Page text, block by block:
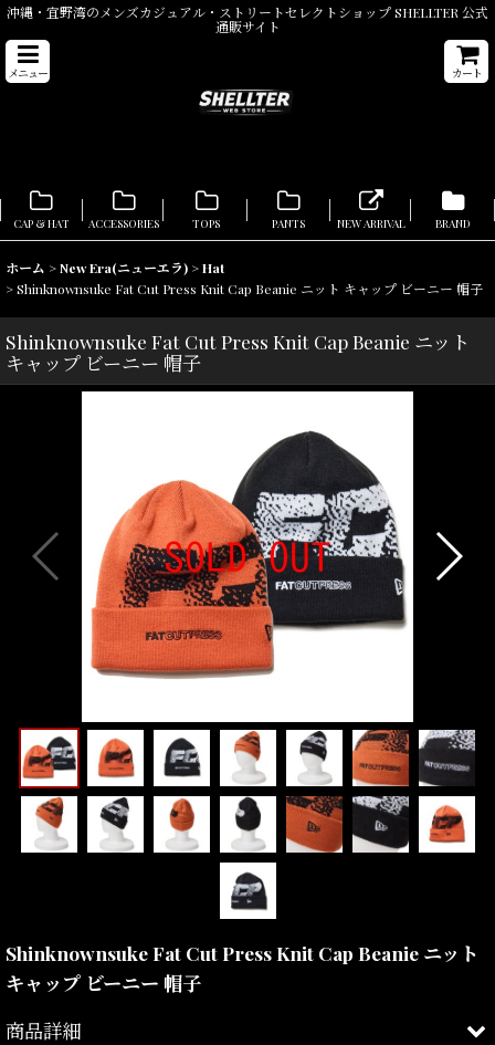
沖縄・宜野湾のメンズカジュアル・ストリートセレクトショップ SHELLTER 公式
通販サイト
メニュー カート
CAP & HAT ACCESSORIES TOPS PANTS NEW ARRIVAL BRAND
ホーム >New Era(ニューエラ) >Hat
>Shinknownsuke Fat Cut Press Knit Cap Beanie ニット キャップ ビーニー 帽子
Shinknownsuke Fat Cut Press Knit Cap Beanie ニット
キャップ ビーニー 帽子
Shinknownsuke Fat Cut Press Knit Cap Beanie ニット
キャップ ビーニー 帽子
商品詳細